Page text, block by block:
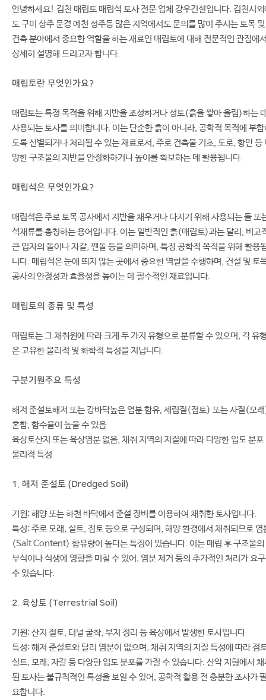
안녕하세요! 김천 매립토 매립석 토사 전문 업체 강우건설입니다. 김천시외
도 구미 상주 문경 예천 성주등 많은 지역에서도 문의를 많이 주시는 토목 및
건축 분야에서 중요한 역할을 하는 재료인 매립토에 대해 전문적인 관점에
상세히 설명해 드리고자 합니다.
매립토란 무엇인가요?
매립토는 특정 목적을 위해 지반을 조성하거나 성토(흙을 쌓아 올림)하는
사용되는 토사를 의미합니다. 이는 단순한 흙이 아니라, 공학적 목적에 부합
도록 선별되거나 처리될 수 있는 재료로서, 주로 건축물 기초, 도로, 항만 등
양한 구조물의 지반을 안정화하거나 높이를 확보하는 데 활용됩니다.
매립석은 무엇인가요?
매립석은 주로 토목 공사에서 지반을 채우거나 다지기 위해 사용되는 돌 또
석재류를 총칭하는 용어입니다. 이는 일반적인 흙(매립토)과는 달리, 비교
큰 입자의 돌이나 자갈, 깬돌 등을 의미하며, 특정 공학적 목적을 위해 활용
니다. 매립석은 눈에 띄지 않는 곳에서 중요한 역할을 수행하며, 건설 및 토
공사의 안정성과 효율성을 높이는 데 필수적인 재료입니다.
매립토의 종류 및 특성
매립토는 그 채취원에 따라 크게 두 가지 유형으로 분류할 수 있으며, 각 유
은 고유한 물리적 및 화학적 특성을 지닙니다.
구분기원주요 특성
해저 준설토해저 또는 강바닥높은 염분 함유, 세립질(점토) 또는 사질(모
혼합, 함수율이 높을 수 있음
육상토산지 또는 육상염분 없음, 채취 지역의 지질에 따라 다양한 입도 분포
물리적 특성
1. 해저 준설토 (Dredged Soil)
기원: 해양 또는 하천 바닥에서 준설 장비를 이용하여 채취한 토사입니다.
특성: 주로 모래, 실트, 점토 등으로 구성되며, 해양 환경에서 채취되므로 염
(Salt Content) 함유량이 높다는 특징이 있습니다. 이는 매립 후 구조물의
부식이나 식생에 영향을 미칠 수 있어, 염분 제거 등의 추가적인 처리가 요
수 있습니다.
2. 육상토 (Terrestrial Soil)
기원: 산지 절토, 터널 굴착, 부지 정리 등 육상에서 발생한 토사입니다.
특성: 해저 준설토와 달리 염분이 없으며, 채취 지역의 지질 특성에 따라 점
실트, 모래, 자갈 등 다양한 입도 분포를 가질 수 있습니다. 산악 지형에서 채
된 토사는 불규칙적인 특성을 보일 수 있어, 공학적 활용 전 충분한 조사가
요합니다.